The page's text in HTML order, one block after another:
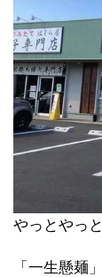
やっとやっ
「一生懸麺」